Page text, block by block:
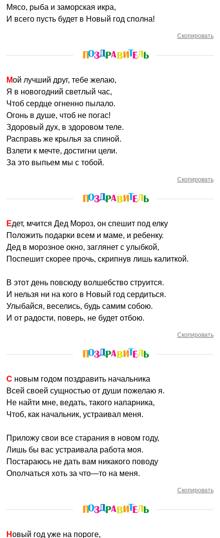
Мясо, рыба и заморская икра,
И всего пусть будет в Новый год сполна!
Скопировать
Мой лучший друг, тебе желаю,
Я в новогодний светлый час,
Чтоб сердце огненно пылало.
Огонь в душе, чтоб не погас!
Здоровый дух, в здоровом теле.
Расправь же крылья за спиной.
Взлети к мечте, достигни цели.
За это выпьем мы с тобой.
Скопировать
Едет, мчится Дед Мороз, он спешит под елку
Положить подарки всем и маме, и ребенку.
Дед в морозное окно, заглянет с улыбкой,
Поспешит скорее прочь, скрипнув лишь калиткой.
В этот день повсюду волшебство струится.
И нельзя ни на кого в Новый год сердиться.
Улыбайся, веселись, будь самим собою.
И от радости, поверь, не будет отбою.
Скопировать
С новым годом поздравить начальника
Всей своей сущностью от души пожелаю я.
Не найти мне, ведать, такого напарника,
Чтоб, как начальник, устраивал меня.
Приложу свои все старания в новом году,
Лишь бы вас устраивала работа моя.
Постараюсь не дать вам никакого поводу
Ополчаться хоть за что—то на меня.
Скопировать
Новый год уже на пороге,